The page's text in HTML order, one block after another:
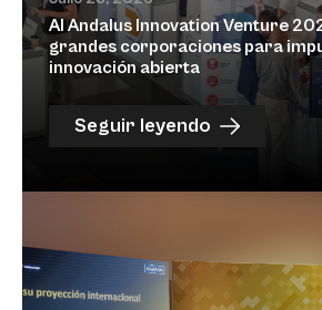
Al Andalus Innovation Venture
grandes corporaciones para
innovación abierta
Seguir leyendo